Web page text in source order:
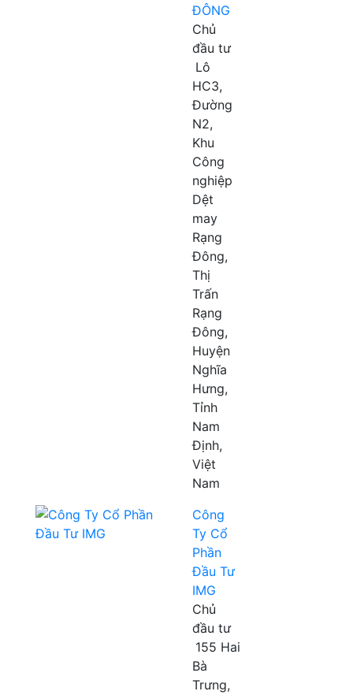
ĐÔNG
Chủ
đầu tư
Lô
HC3,
Đường
N2,
Khu
Công
nghiệp
Dệt
may
Rạng
Đông,
Thị
Trấn
Rạng
Đông,
Huyện
Nghĩa
Hưng,
Tỉnh
Nam
Định,
Việt
Nam
Công
Ty Cổ
Phần
Đầu Tư
IMG
Chủ
đầu tư
155 Hai
Bà
Trưng,